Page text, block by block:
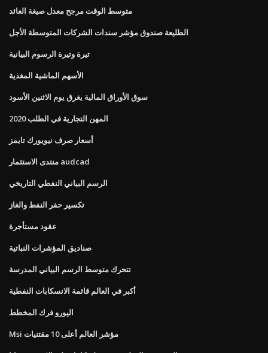
متوسط ​​الوقت مرجح معدل صيغة العائد
الطليعة صندوق مؤشر سندات الشركات المتوسطة الأجل
تيرة وتيرة الرسوم البيانية
الأسهم الماشية المغذية
سوق الأوراق المالية يغرق يوم الاثنين الأسود
المهن التجارية في الطلب 2020
أسعار صرف نيويورك تايمز
منتدى الاستثمار audcad
الرسم البياني النفطي التاريخي
تكسير حفر النفط والغاز
عقود مستأجرة
صناديق المؤشرات النباتية
تتحرك متوسط ​​الرسم البياني المدرسة
أكبر في العالم قائمة الانسكابات النفطية
اليورو فرك المخطط
Msi مؤشر العالم أعلى 10 مقتنيات